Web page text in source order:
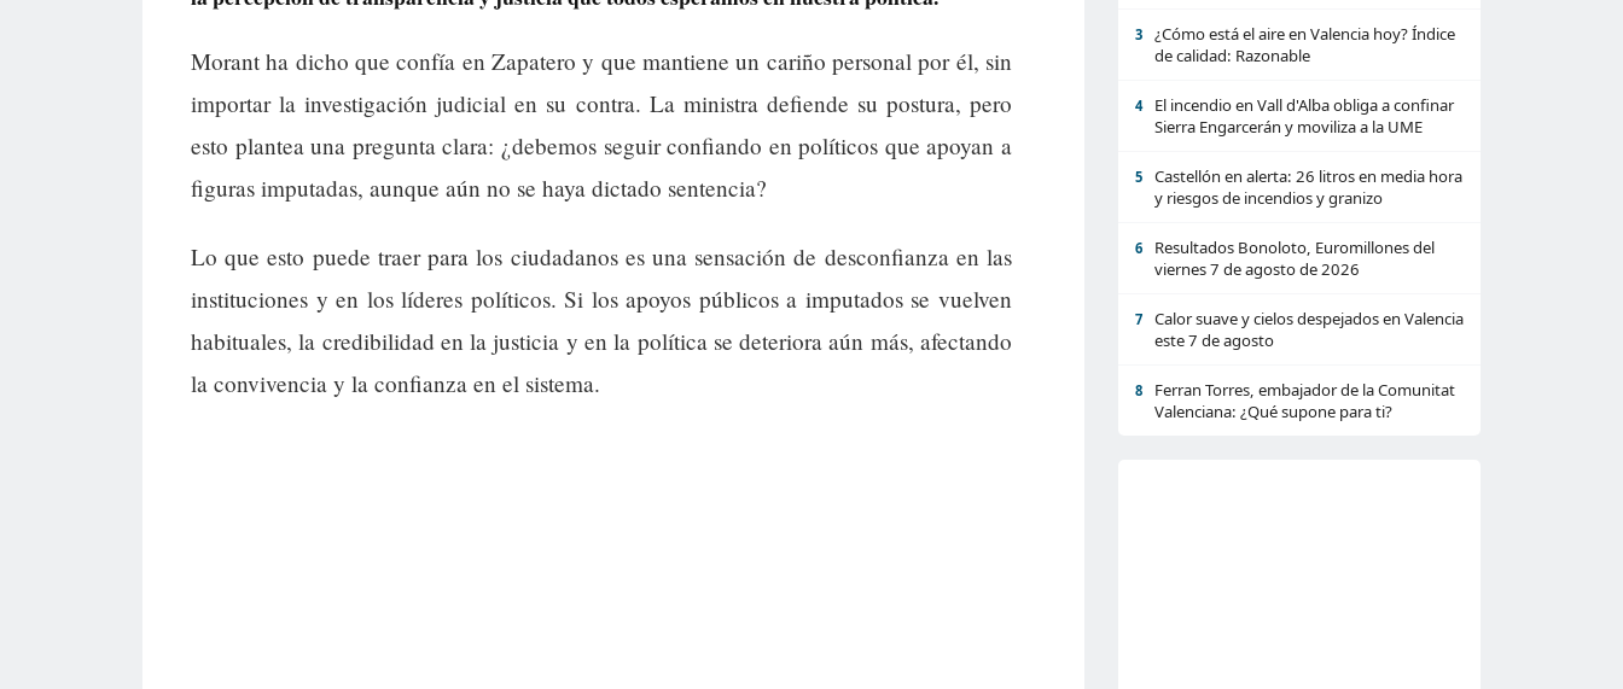
Morant ha dicho que confía en Zapatero y que mantiene un cariño personal por él, sin
importar la investigación judicial en su contra. La ministra defiende su postura, pero
esto plantea una pregunta clara: ¿debemos seguir confiando en políticos que apoyan a
figuras imputadas, aunque aún no se haya dictado sentencia?
Lo que esto puede traer para los ciudadanos es una sensación de desconfianza en las
instituciones y en los líderes políticos. Si los apoyos públicos a imputados se vuelven
habituales, la credibilidad en la justicia y en la política se deteriora aún más, afectando
la convivencia y la confianza en el sistema.
3
¿Cómo está el aire en Valencia hoy? Índice
de calidad: Razonable
4
El incendio en Vall d'Alba obliga a confinar
Sierra Engarcerán y moviliza a la UME
5
Castellón en alerta: 26 litros en media hora
y riesgos de incendios y granizo
6
Resultados Bonoloto, Euromillones del
viernes 7 de agosto de 2026
7
Calor suave y cielos despejados en Valencia
este 7 de agosto
8
Ferran Torres, embajador de la Comunitat
Valenciana: ¿Qué supone para ti?